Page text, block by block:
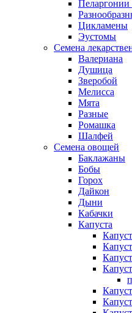
Пеларгонии
Цикламены
Эустомы
Семена
Валериана
Душица
Зверобой
Мелисса
Мята
Разные
Ромашка
Шалфей
Семена овощей
Баклажаны
Бобы
Горох
Дайкон
Дыни
Кабачки
Капуста